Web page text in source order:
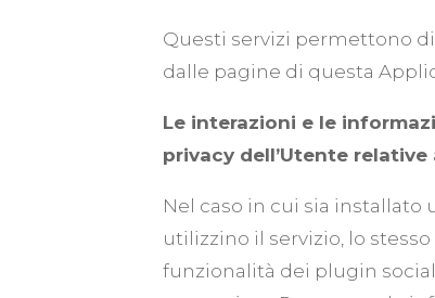
Questi servizi permettono
dalle pagine di questa
Le interazioni e le
privacy dell’Utente
Nel caso in cui sia installato
utilizzino il servizio, lo
funzionalità dei plugin